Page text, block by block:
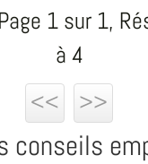
1 sur 1,
à 4
<<
>>
conseils